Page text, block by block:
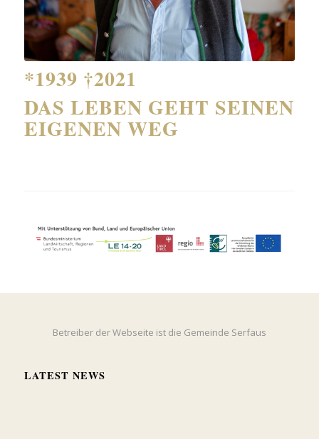
*1939 †2021
DAS LEBEN GEHT SEINEN
EIGENEN WEG
Betreiber der Webseite ist die Gemeinde Serfaus
LATEST NEWS